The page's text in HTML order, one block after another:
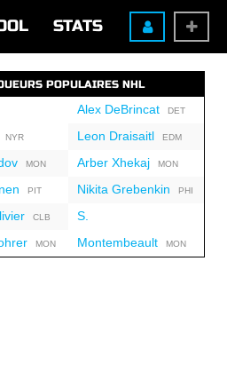
STATS
POPULAIRES NHL
MON
PIT
CLB
MON
Alex DeBrincatDET
Leon Draisaitl EDM
Arber XhekajMON
Nikita Grebenkin PHI
S.
MontembeaultMON